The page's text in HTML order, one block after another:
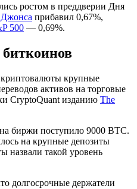
ростом в преддверии Дня
прибавил 0,67%,
500 — 0,69%.
крупные
активов на торговые
CryptoQuant изданию The
биржи поступило 9000 BTC.
на крупные депозиты
назвали такой уровень
долгосрочные держатели